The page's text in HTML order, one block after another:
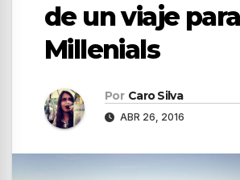
de un viaje
Millenials
Por Caro Silva
ABR 26, 2016